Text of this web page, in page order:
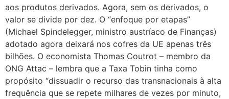
aos produtos derivados. Agora, sem os derivados, o
valor se divide por dez. O “enfoque por etapas”
(Michael Spindelegger, ministro austríaco de Finanças)
adotado agora deixará nos cofres da UE apenas três
bilhões. O economista Thomas Coutrot – membro da
ONG Attac – lembra que a Taxa Tobin tinha como
propósito “dissuadir o recurso das transnacionais à alta
frequência que se repete milhares de vezes por minuto,